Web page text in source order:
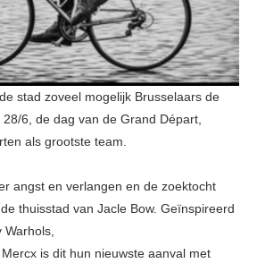
stad zoveel mogelijk Brusselaars de
6, de dag van de Grand Départ,
als grootste team.
angst en verlangen en de zoektocht
thuisstad van Jacle Bow. Geïnspireerd
Warhols,
is dit hun nieuwste aanval met